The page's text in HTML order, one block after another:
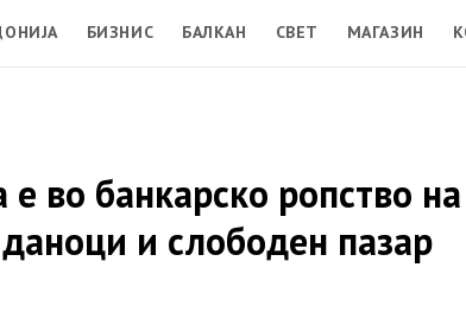
БИЗНИС БАЛКАН СВЕТ МАГАЗИН
е во банкарско ропство
и слободен пазар